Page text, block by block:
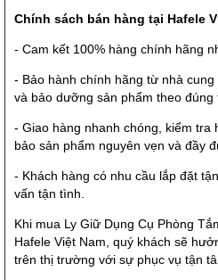
Chính sách bán hàng tại Hafele
- Cam kết 100% hàng chính hãng
- Bảo hành chính hãng từ nhà
và bảo dưỡng sản phẩm theo đúng
- Giao hàng nhanh chóng, kiểm tra
bảo sản phẩm nguyên vẹn và đầy
- Khách hàng có nhu cầu lắp đặt
vấn tận tình.
Khi mua Ly Giữ Dụng Cụ Phòng
Hafele Việt Nam, quý khách sẽ
trên thị trường với sự phục vụ tận